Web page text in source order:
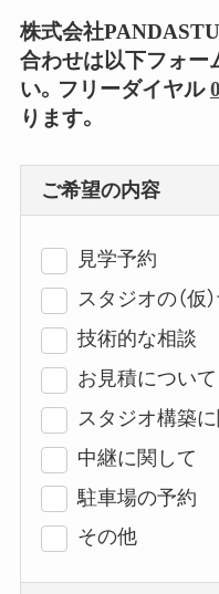
株式会社
合わせは以下フォー
い。フリーダイヤル
ります。
ご希望の内容
見学予約
スタジオの（仮
技術的な相談
お見積について
スタジオ構築
中継に関して
駐車場の予約
その他